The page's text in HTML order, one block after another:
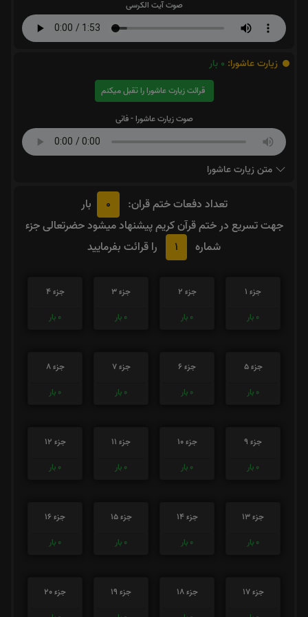
صوت آیت الکرسی
زیارت عاشورا: 0 بار
قرائت زیارت عاشورا را تقبل میکنم
صوت زیارت عاشورا - فانی
متن زیارت عاشورا
تعداد دفعات ختم قران: 0
بار
جهت تسریع در ختم قرآن کریم پیشنهاد میشود حضرتعالی جزء
شماره
1 را قرائت بفرمایید
جزء 1
0 بار
جزء 2
0 بار
جزء 3
0 بار
جزء 4
0 بار
جزء 5
0 بار
جزء 6
0 بار
جزء 7
0 بار
جزء 8
0 بار
جزء 9
0 بار
جزء 10
0 بار
جزء 11
0 بار
جزء 12
0 بار
جزء 13
0 بار
جزء 14
0 بار
جزء 15
0 بار
جزء 16
0 بار
جزء 17
جزء 18
جزء 19
جزء 20